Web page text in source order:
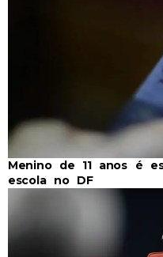
Menino de 11 anos é
escola no DF